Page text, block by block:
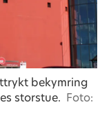
bekymring
storstue. Foto: